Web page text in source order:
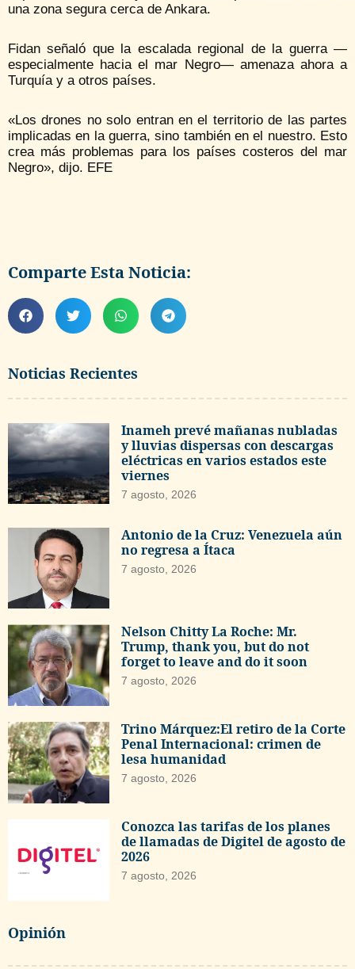
Noticias Recientes
Inameh prevé mañanas nubladas
y lluvias dispersas con descargas
eléctricas en varios estados este
viernes
7 agosto, 2026
Antonio de la Cruz: Venezuela aún
no regresa a Ítaca
7 agosto, 2026
Nelson Chitty La Roche: Mr.
Trump, thank you, but do not
forget to leave and do it soon
7 agosto, 2026
Trino Márquez:El retiro de la Corte
Penal Internacional: crimen de
lesa humanidad
7 agosto, 2026
Conozca las tarifas de los planes
de llamadas de Digitel de agosto de
2026
7 agosto, 2026
Opinión
una zona segura cerca de Ankara.
Fidan señaló que la escalada regional de la guerra —
especialmente hacia el mar Negro— amenaza ahora a
Turquía y a otros países.
«Los drones no solo entran en el territorio de las partes
implicadas en la guerra, sino también en el nuestro. Esto
crea más problemas para los países costeros del mar
Negro», dijo. EFE
Comparte Esta Noticia: